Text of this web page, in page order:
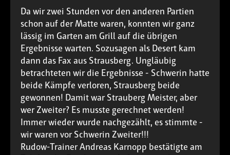
Da wir zwei Stunden vor den anderen Partien
schon auf der Matte waren, konnten wir ganz
lässig im Garten am Grill auf die übrigen
Ergebnisse warten. Sozusagen als Desert kam
dann das Fax aus Strausberg. Ungläubig
betrachteten wir die Ergebnisse - Schwerin hatte
beide Kämpfe verloren, Strausberg beide
gewonnen! Damit war Strauberg Meister, aber
wer Zweiter? Es musste gerechnet werden!
Immer wieder wurde nachgezählt, es stimmte -
wir waren vor Schwerin Zweiter!!!
Rudow-Trainer Andreas Karnopp bestätigte am